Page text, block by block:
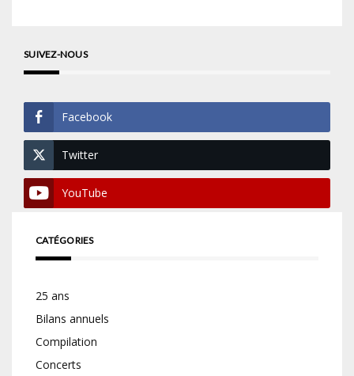
SUIVEZ-NOUS
Facebook
Twitter
YouTube
CATÉGORIES
25 ans
Bilans annuels
Compilation
Concerts